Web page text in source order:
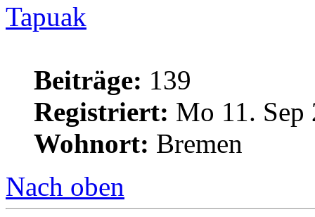
Tapuak
Beiträge: 139
Registriert: Mo 11. Sep
Wohnort: Bremen
Nach oben